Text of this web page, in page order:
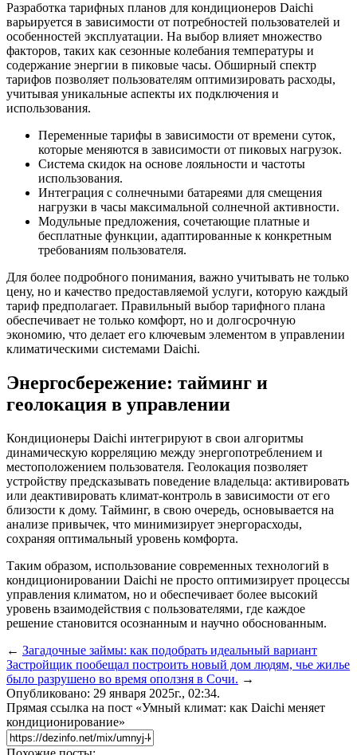
Разработка тарифных планов для кондиционеров Daichi
варьируется в зависимости от потребностей пользователей и
особенностей эксплуатации. На выбор влияет множество
факторов, таких как сезонные колебания температуры и
содержание энергии в пиковые часы. Обширный спектр
тарифов позволяет пользователям оптимизировать расходы,
учитывая уникальные аспекты их подключения и
использования.
Переменные тарифы в зависимости от времени суток,
которые меняются в зависимости от пиковых нагрузок.
Система скидок на основе лояльности и частоты
использования.
Интеграция с солнечными батареями для смещения
нагрузки в часы максимальной солнечной активности.
Модульные предложения, сочетающие платные и
бесплатные функции, адаптированные к конкретным
требованиям пользователя.
Для более подробного понимания, важно учитывать не только
цену, но и качество предоставляемой услуги, которую каждый
тариф предполагает. Правильный выбор тарифного плана
обеспечивает не только комфорт, но и долгосрочную
экономию, что делает его ключевым элементом в управлении
климатическими системами Daichi.
Энергосбережение: тайминг и
геолокация в управлении
Кондиционеры Daichi интегрируют в свои алгоритмы
динамическую корреляцию между энергопотреблением и
местоположением пользователя. Геолокация позволяет
устройству предсказывать поведение владельца: активировать
или деактивировать климат-контроль в зависимости от его
близости к дому. Тайминг, в свою очередь, основывается на
анализе привычек, что минимизирует энергорасходы,
сохраняя оптимальный уровень комфорта.
Таким образом, использование современных технологий в
кондиционировании Daichi не просто оптимизирует процессы
управления климатом, но и обеспечивает более высокий
уровень взаимодействия с пользователями, где каждое
решение становится осознанным и научно обоснованным.
← Загадочные займы: как подобрать идеальный вариант
Застройщик пообещал построить новый дом людям, чье жилье
было разрушено во время оползня в Сочи. →
Опубликовано: 29 января 2025г., 02:34.
Прямая ссылка на пост «Умный климат: как Daichi меняет
кондиционирование»